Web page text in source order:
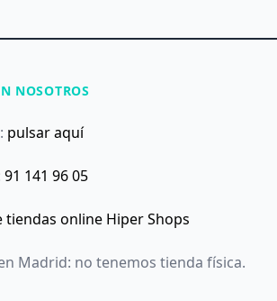
NOSOTROS
: pulsar aquí
91 141 96 05
tiendas online Hiper Shops
Madrid: no tenemos tienda física.